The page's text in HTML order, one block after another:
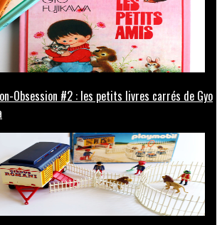
Obsession #2 : les petits livres carrés de Gyo